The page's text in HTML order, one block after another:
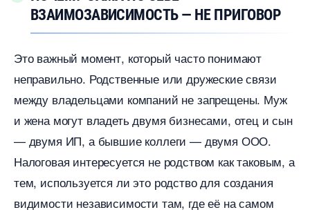
ЗАИМОЗАВИСИМОСТЬ — НЕ ПРИГОВОР
Это важный момент, который часто понимают
неправильно. Родственные или дружеские связи
между владельцами компаний не запрещены. Муж
и жена могут владеть двумя бизнесами, отец и сын
— двумя ИП, а бывшие коллеги — двумя ООО.
Налоговая интересуется не родством как таковым, а
тем, используется ли это родство для создания
идимости независимости там, где её на самом